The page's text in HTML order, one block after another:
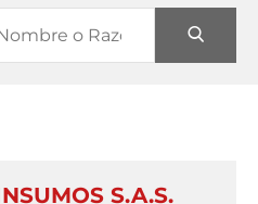
S.A.S.